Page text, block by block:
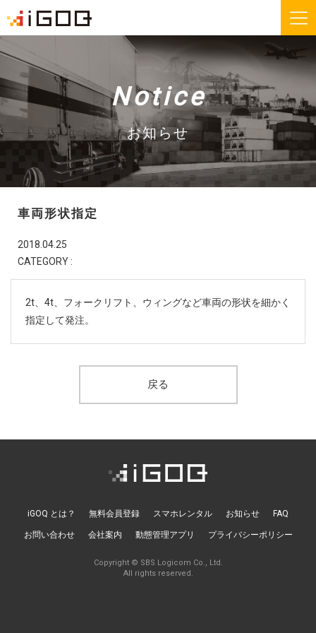
お知らせ
FAQ お問い合わせ
機能紹介
無料会員登録
お問い合わせ
Notice
お知らせ
車両形状指定
2018.04.25
CATEGORY :
2t、4t、フォークリフト、ウィングなど車両の形状を細かく
指定して発注。
戻る
iGOQ とは？ 無料会員登録 スマホレンタル お知らせ FAQ
お問い合わせ 会社案内 動態管理アプリ プライバシーポリシー
Copyright © SBS Logicom Co., Ltd.
All rights reserved.